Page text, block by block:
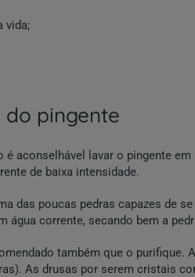
vida;
do pingente
é aconselhável lavar o pingente
de baixa intensidade.
das poucas pedras capazes de
água corrente, secando bem a
também que o
As drusas por serem cristais